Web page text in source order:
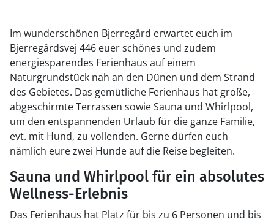
Im wunderschönen Bjerregård erwartet euch im
Bjerregårdsvej 446 euer schönes und zudem
energiesparendes Ferienhaus auf einem
Naturgrundstück nah an den Dünen und dem Strand
des Gebietes. Das gemütliche Ferienhaus hat große,
abgeschirmte Terrassen sowie Sauna und Whirlpool,
um den entspannenden Urlaub für die ganze Familie,
evt. mit Hund, zu vollenden. Gerne dürfen euch
nämlich eure zwei Hunde auf die Reise begleiten.
Sauna und Whirlpool für ein absolutes
Wellness-Erlebnis
Das Ferienhaus hat Platz für bis zu 6 Personen und bis